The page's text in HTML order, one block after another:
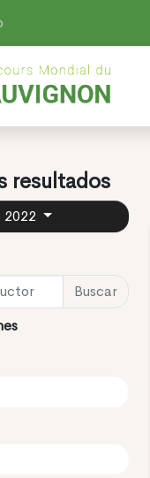
resultados
2022
Buscar